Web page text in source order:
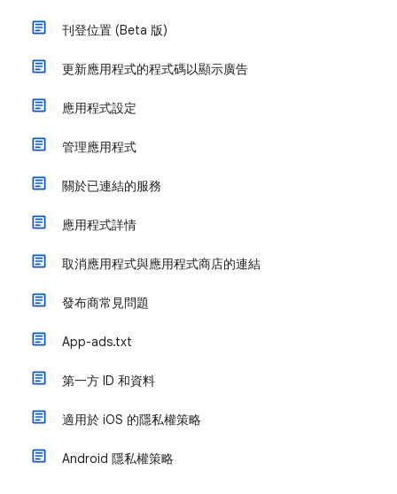
刊登位置 (Beta 版)
更新應用程式的程式碼以顯示廣告
應用程式設定
管理應用程式
關於已連結的服務
應用程式詳情
取消應用程式與應用程式商店的連結
發布商常見問題
App-ads.txt
第一方 ID 和資料
適用於 iOS 的隱私權策略
Android 隱私權策略